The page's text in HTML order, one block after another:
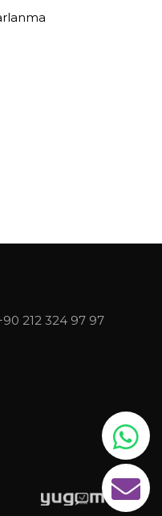
212 324 97 97